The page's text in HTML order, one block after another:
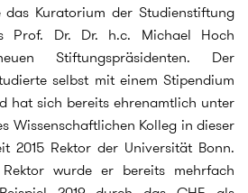
das Kuratorium der Studienstiftung
Prof. Dr. Dr. h.c. Michael Hoch
Stiftungspräsidenten. Der
selbst mit einem Stipendium
hat sich bereits ehrenamtlich unter
Wissenschaftlichen Kolleg in dieser
2015 Rektor der Universität Bonn.
wurde er bereits mehrfach